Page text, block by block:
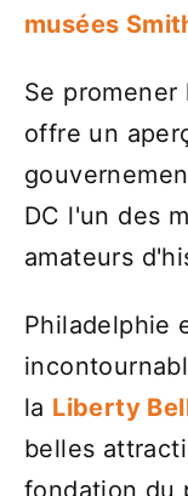
musées
Se promener
offre un
DC l'un des
amateurs
Philadelphie
la Liberty
belles
fondation du